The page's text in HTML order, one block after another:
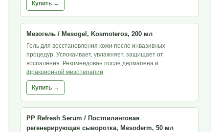
Купить →
Мезогель / Mesogel, Kosmoteros, 200 мл
Гель для восстановления кожи после инвазивных
процедур. Успокаивает, увлажняет, защищает от
воспаления. Рекомендован после дермапена и
фракционной мезотерапии.
Купить →
PP Refresh Serum / Постпилинговая
регенерирующая сыворотка, Mesoderm, 50 мл